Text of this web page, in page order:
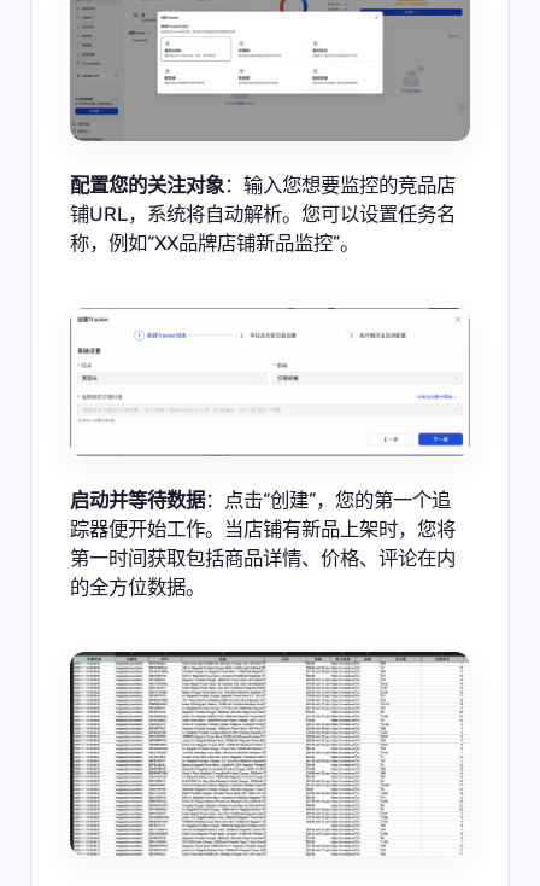
配置您的关注对象：输入您想要监控的竞品店
铺URL，系统将自动解析。您可以设置任务名
称，例如“XX品牌店铺新品监控”。
启动并等待数据：点击“创建”，您的第一个追
踪器便开始工作。当店铺有新品上架时，您将
第一时间获取包括商品详情、价格、评论在内
的全方位数据。